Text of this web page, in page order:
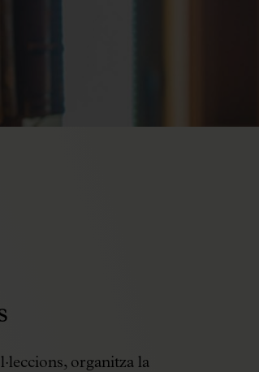
organitza la